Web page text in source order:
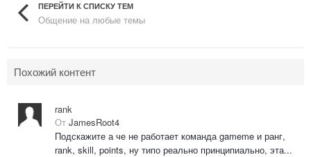
ПЕРЕЙТИ К СПИСКУ ТЕМ
Общение на любые темы
Похожий контент
rank
От JamesRoot4
Подскажите а че не работает команда gameme и ранг,
rank, skill, points, ну типо реально принципиально, эта...